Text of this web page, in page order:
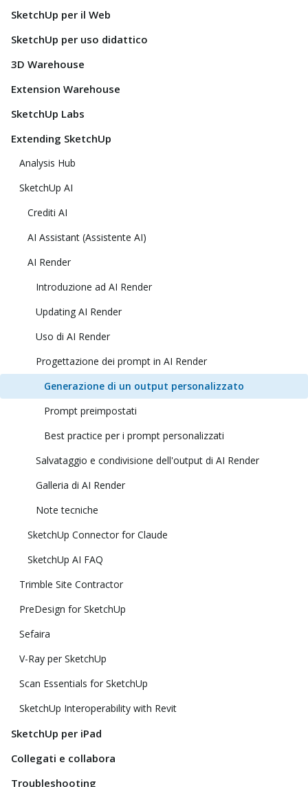
SketchUp per il Web
SketchUp per uso didattico
3D Warehouse
Extension Warehouse
SketchUp Labs
Extending SketchUp
Analysis Hub
SketchUp AI
Crediti AI
AI Assistant (Assistente AI)
AI Render
Introduzione ad AI Render
Updating AI Render
Uso di AI Render
Progettazione dei prompt in AI Render
Generazione di un output personalizzato
Prompt preimpostati
Best practice per i prompt personalizzati
Salvataggio e condivisione dell'output di AI Render
Galleria di AI Render
Note tecniche
SketchUp Connector for Claude
SketchUp AI FAQ
Trimble Site Contractor
PreDesign for SketchUp
Sefaira
V-Ray per SketchUp
Scan Essentials for SketchUp
SketchUp Interoperability with Revit
SketchUp per iPad
Collegati e collabora
Troubleshooting